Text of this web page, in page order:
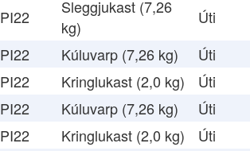
PI22
Sleggjukast (7,26
kg)
Úti
PI22 Kúluvarp (7,26 kg)
Úti
PI22 Kringlukast (2,0 kg)
Úti
PI22 Kúluvarp (7,26 kg)
Úti
PI22 Kringlukast (2,0 kg)
Úti